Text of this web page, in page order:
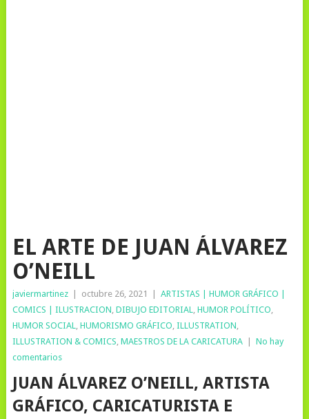
EL ARTE DE JUAN ÁLVAREZ
O’NEILL
javiermartinez octubre 26, 2021
ARTISTAS | HUMOR GRÁFICO |
COMICS | ILUSTRACION, DIBUJO EDITORIAL, HUMOR POLÍTICO,
HUMOR SOCIAL, HUMORISMO GRÁFICO, ILLUSTRATION,
ILLUSTRATION & COMICS, MAESTROS DE LA CARICATURA
No hay
comentarios
JUAN ÁLVAREZ O’NEILL, ARTISTA
GRÁFICO, CARICATURISTA E